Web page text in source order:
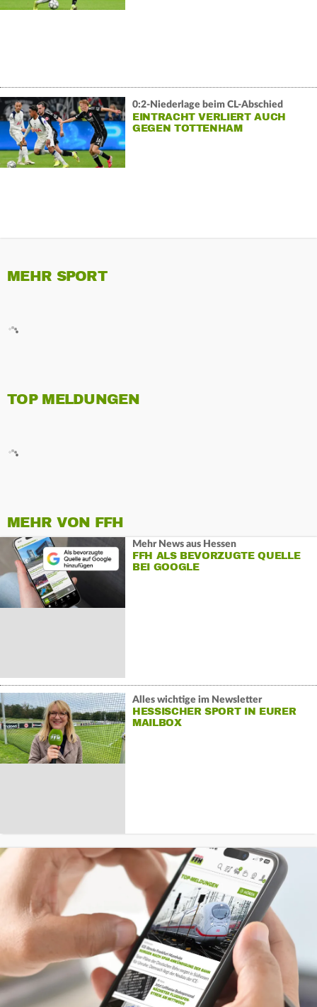
0:2-Niederlage beim CL-Abschied
EINTRACHT VERLIERT AUCH
GEGEN TOTTENHAM
MEHR SPORT
TOP MELDUNGEN
MEHR VON FFH
Mehr News aus Hessen
FFH ALS BEVORZUGTE QUELLE
BEI GOOGLE
Alles wichtige im Newsletter
HESSISCHER SPORT IN EURER
MAILBOX